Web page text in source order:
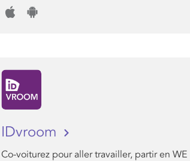
IDvroom
Co-voiturez pour aller travailler, partir en WE